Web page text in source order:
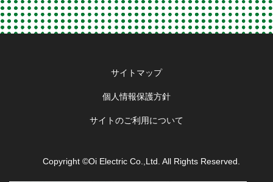
サイトマップ
個人情報保護方針
サイトのご利用について
Copyright ©Oi Electric Co.,Ltd. All Rights Reserved.